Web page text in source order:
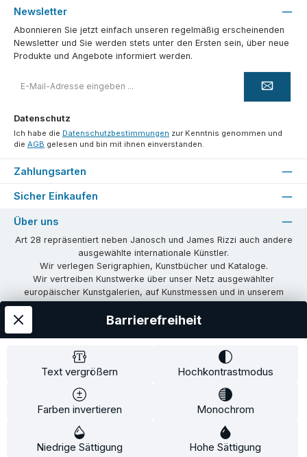
Newsletter
Abonnieren Sie jetzt einfach unseren regelmäßig erscheinenden
Newsletter und Sie werden stets unter den Ersten sein, über neue
Produkte und Angebote informiert werden.
Mail-
Datenschutz
Ich habe die Datenschutzbestimmungen zur Kenntnis genommen und
die AGB gelesen und bin mit ihnen einverstanden.
Zahlungsarten
Sicher Einkaufen
Über uns
Art 28 repräsentiert neben Janosch und James Rizzi auch andere
ausgewählte internationale Künstler.
Wir verlegen Serigraphien, Kunstbücher und Kataloge.
Wir vertreiben Kunstwerke über unser Netz ausgewählter
europäischer Kunstgalerien, auf Kunstmessen und in unserem
Wir vermitteln Lizenzen und organisieren Ausstellungen und
Unsere Communities
Versandkosten
Widerrufsformular
Impressum
Datenschutz
Text vergrößern Hochkontrastmodus
Farben invertieren Monochrom
Niedrige Sättigung Hohe Sättigung
Barrierefreiheit